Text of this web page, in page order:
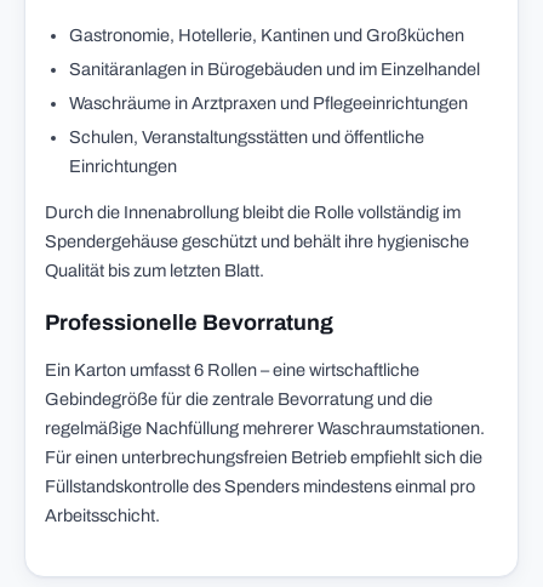
Gastronomie, Hotellerie, Kantinen und Großküchen
Sanitäranlagen in Bürogebäuden und im Einzelhandel
Waschräume in Arztpraxen und Pflegeeinrichtungen
Schulen, Veranstaltungsstätten und öffentliche
Einrichtungen
Durch die Innenabrollung bleibt die Rolle vollständig im
Spendergehäuse geschützt und behält ihre hygienische
Qualität bis zum letzten Blatt.
Professionelle Bevorratung
Ein Karton umfasst 6 Rollen – eine wirtschaftliche
Gebindegröße für die zentrale Bevorratung und die
regelmäßige Nachfüllung mehrerer Waschraumstationen.
Für einen unterbrechungsfreien Betrieb empfiehlt sich die
Füllstandskontrolle des Spenders mindestens einmal pro
Arbeitsschicht.